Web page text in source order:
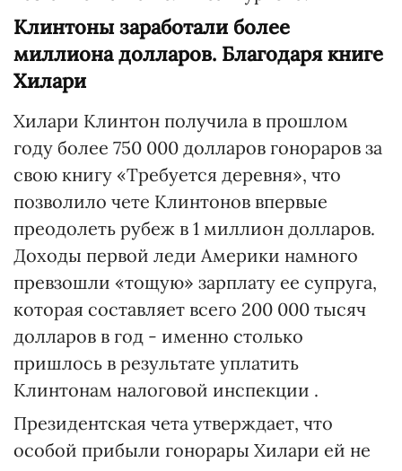
Клинтоны заработали более
миллиона долларов. Благодаря книге
Хилари
Хилари Клинтон получила в прошлом
году более 750 000 долларов гонораров за
свою книгу «Требуется деревня», что
позволило чете Клинтонов впервые
преодолеть рубеж в 1 миллион долларов.
Доходы первой леди Америки намного
превзошли «тощую» зарплату ее супруга,
которая составляет всего 200 000 тысяч
долларов в год - именно столько
пришлось в результате уплатить
Клинтонам налоговой инспекции .
Президентская чета утверждает, что
особой прибыли гонорары Хилари ей не